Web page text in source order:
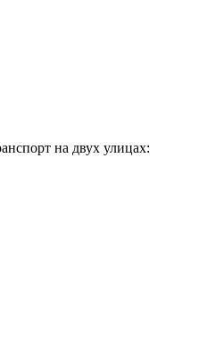
на двух улицах: